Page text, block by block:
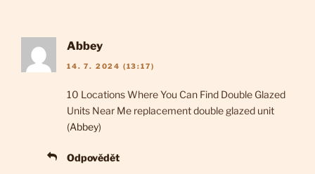
Abbey
14. 7. 2024 (13:17)
10 Locations Where You Can Find Double Glazed
Units Near Me replacement double glazed unit
(Abbey)
Odpovědět